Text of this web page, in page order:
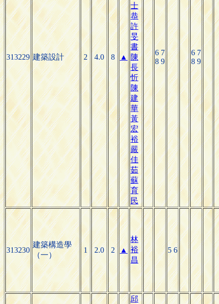
313229 建築設計 2 4.0 8 ▲
士
恭
許
旻
書
陳
長
忻
陳
建
華
黃
宏
裕
嚴
佳
茹
蘇
育
民
6 7
8 9
6 7
8 9
313230
建築構造學
（一）
1 2.0 2 ▲
林
裕
昌
5 6
邱